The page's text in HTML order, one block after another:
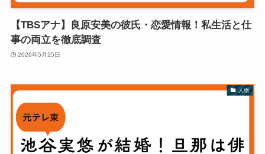
【TBSアナ】良原安美の彼氏・恋愛情報！私生活と仕
事の両立を徹底調査
2026年5月25日
人物